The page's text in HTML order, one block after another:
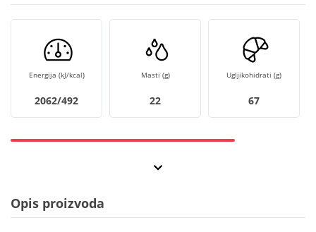
Energija (kJ/kcal)
2062/492
Masti (g)
22
Ugljikohidrati (g)
67
Opis proizvoda